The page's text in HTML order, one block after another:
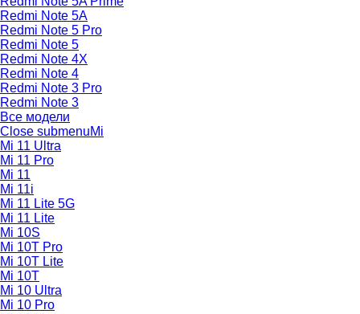
Redmi Note 5A
Redmi Note 5 Pro
Redmi Note 5
Redmi Note 4X
Redmi Note 4
Redmi Note 3 Pro
Redmi Note 3
Все модели
Close submenuMi
Mi 11 Ultra
Mi 11 Pro
Mi 11
Mi 11i
Mi 11 Lite 5G
Mi 11 Lite
Mi 10S
Mi 10T Pro
Mi 10T Lite
Mi 10T
Mi 10 Ultra
Mi 10 Pro